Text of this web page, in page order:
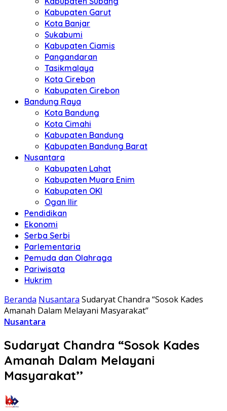
Kabupaten Garut
Kota Banjar
Sukabumi
Kabupaten Ciamis
Pangandaran
Tasikmalaya
Kota Cirebon
Kabupaten Cirebon
Bandung Raya
Kota Bandung
Kota Cimahi
Kabupaten Bandung
Kabupaten Bandung Barat
Nusantara
Kabupaten Lahat
Kabupaten Muara Enim
Kabupaten OKI
Ogan Ilir
Pendidikan
Ekonomi
Serba Serbi
Parlementaria
Pemuda dan Olahraga
Pariwisata
Hukrim
Beranda Nusantara Sudaryat Chandra “Sosok Kades
Amanah Dalam Melayani Masyarakat’’
Nusantara
Sudaryat Chandra “Sosok Kades
Amanah Dalam Melayani
Masyarakat’’